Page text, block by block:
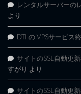
レンタルサーバーの
より
DTI の VPSサービス
サイトのSSL自動更
すがり より
サイトのSSL自動更